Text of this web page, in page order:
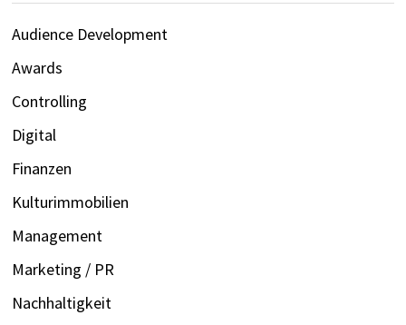
Audience Development
Awards
Controlling
Digital
Finanzen
Kulturimmobilien
Management
Marketing / PR
Nachhaltigkeit